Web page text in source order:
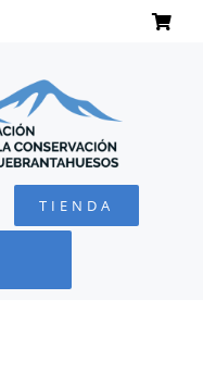
TIENDA